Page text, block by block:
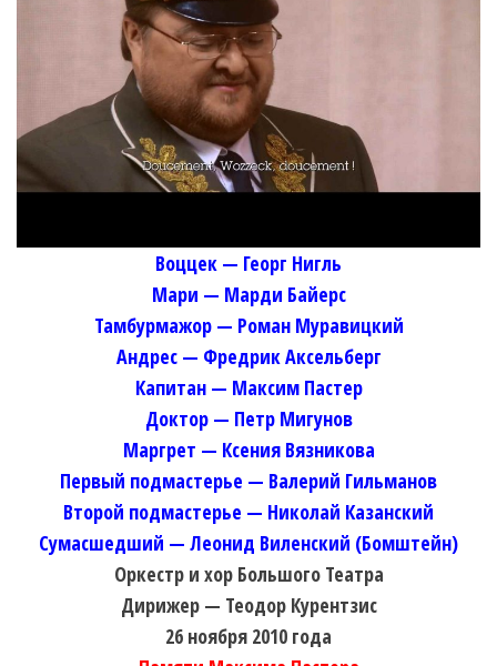
Воццек — Георг Нигль
Мари — Марди Байерс
Тамбурмажор — Роман Муравицкий
Андрес — Фредрик Аксельберг
Капитан — Максим Пастер
Доктор — Петр Мигунов
Маргрет — Ксения Вязникова
Первый подмастерье — Валерий Гильманов
Второй подмастерье — Николай Казанский
Сумасшедший — Леонид Виленский (Бомштейн)
Оркестр и хор Большого Театра
Дирижер — Теодор Курентзис
26 ноября 2010 года